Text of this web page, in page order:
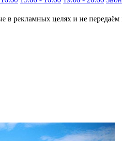
в рекламных целях и не передаём